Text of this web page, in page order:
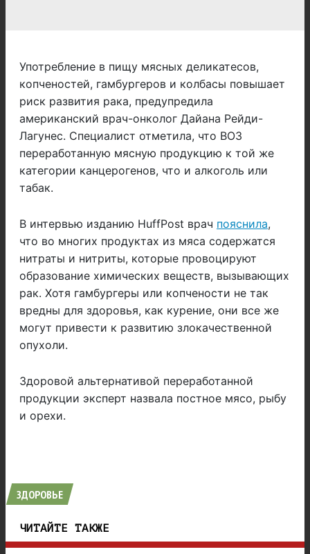
Употребление в пищу мясных деликатесов,
копченостей, гамбургеров и колбасы повышает
риск развития рака, предупредила
американский врач-онколог Дайана Рейди-
Лагунес. Специалист отметила, что ВОЗ
переработанную мясную продукцию к той же
категории канцерогенов, что и алкоголь или
табак.
В интервью изданию HuffPost врач пояснила,
что во многих продуктах из мяса содержатся
нитраты и нитриты, которые провоцируют
образование химических веществ, вызывающих
рак. Хотя гамбургеры или копчености не так
вредны для здоровья, как курение, они все же
могут привести к развитию злокачественной
опухоли.
Здоровой альтернативой переработанной
продукции эксперт назвала постное мясо, рыбу
и орехи.
ЗДОРОВЬЕ
ЧИТАЙТЕ ТАКЖЕ